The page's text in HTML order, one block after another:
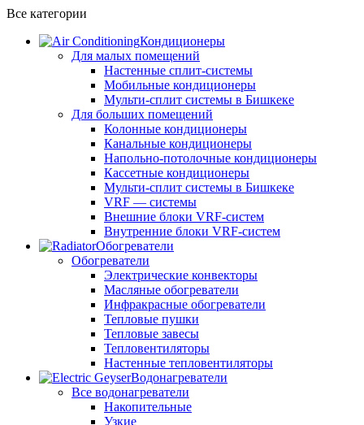
Все категории
Кондиционеры
Для малых помещений
Настенные сплит-системы
Мобильные кондиционеры
Мульти-сплит системы в Бишкеке
Для больших помещений
Колонные кондиционеры
Канальные кондиционеры
Напольно-потолочные кондиционеры
Кассетные кондиционеры
Мульти-сплит системы в Бишкеке
VRF — системы
Внешние блоки VRF-систем
Внутренние блоки VRF-систем
Обогреватели
Обогреватели
Электрические конвекторы
Масляные обогреватели
Инфракрасные обогреватели
Тепловые пушки
Тепловые завесы
Тепловентиляторы
Настенные тепловентиляторы
Водонагреватели
Все водонагреватели
Накопительные
Узкие